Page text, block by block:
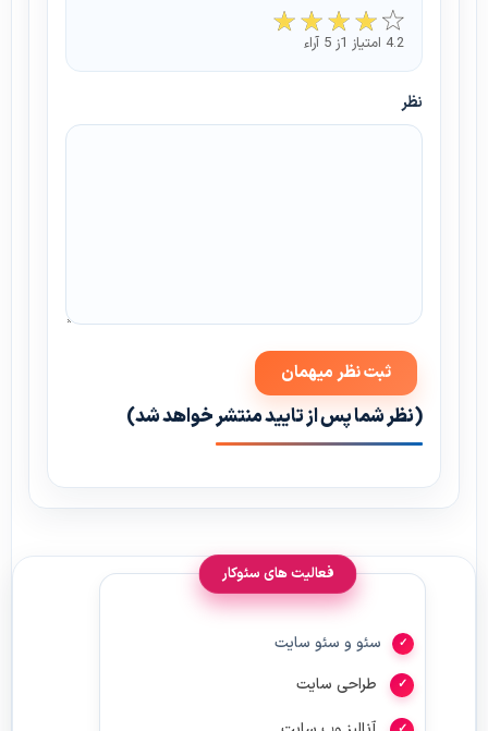
4.2 امتیاز 1ز 5 آراء
نظر
(نظر شما پس از تایید منتشر خواهد شد)
فعالیت های سئوکار
سئو و سئو سایت
طراحی سایت